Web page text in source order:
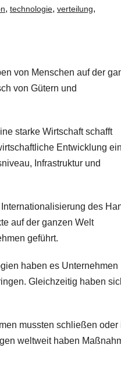
, technologie, verteilung,
von Menschen auf der
von Gütern und
starke Wirtschaft schafft
Entwicklung
Infrastruktur und
des
auf der ganzen Welt
geführt.
haben es Unternehmen
Gleichzeitig haben
mussten schließen oder
weltweit haben